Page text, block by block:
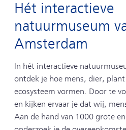
Hét interactieve
natuurmuseum
Amsterdam
In hét interactieve
ontdek je hoe mens, dier,
ecosysteem vormen. Door te
en kijken ervaar je dat wij,
Aan de hand van 1000 grote